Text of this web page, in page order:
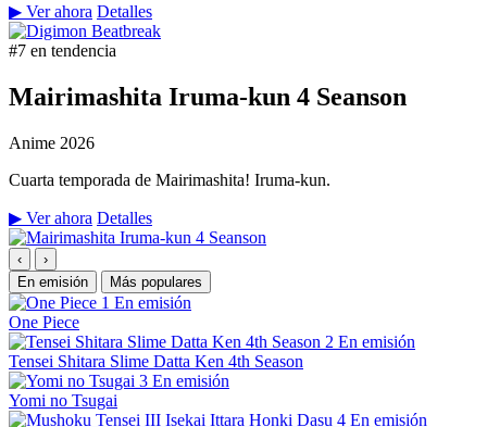
▶ Ver ahora Detalles
#7 en tendencia
Mairimashita Iruma-kun 4 Seanson
Anime 2026
Cuarta temporada de Mairimashita! Iruma-kun.
▶ Ver ahora Detalles
‹
›
En emisión
Más populares
1 En emisión
One Piece
2 En emisión
Tensei Shitara Slime Datta Ken 4th Season
3 En emisión
Yomi no Tsugai
4 En emisión